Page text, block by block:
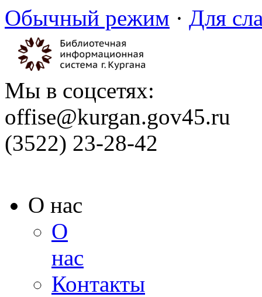
Обычный режим · Для
Мы в соцсетях:
offise@kurgan.gov45.ru
(3522) 23-28-42
О нас
О
нас
Контакты